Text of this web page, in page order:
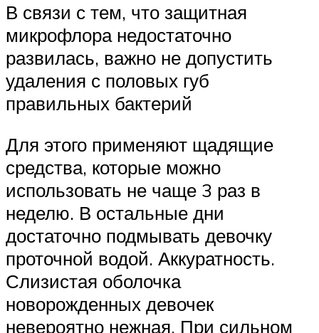
В связи с тем, что защитная
микрофлора недостаточно
развилась, важно не допустить
удаления с половых губ
правильных бактерий
Для этого применяют щадящие
средства, которые можно
использовать не чаще 3 раз в
неделю. В остальные дни
достаточно подмывать девочку
проточной водой. Аккуратность.
Слизистая оболочка
новорожденных девочек
невероятно нежная. При сильном